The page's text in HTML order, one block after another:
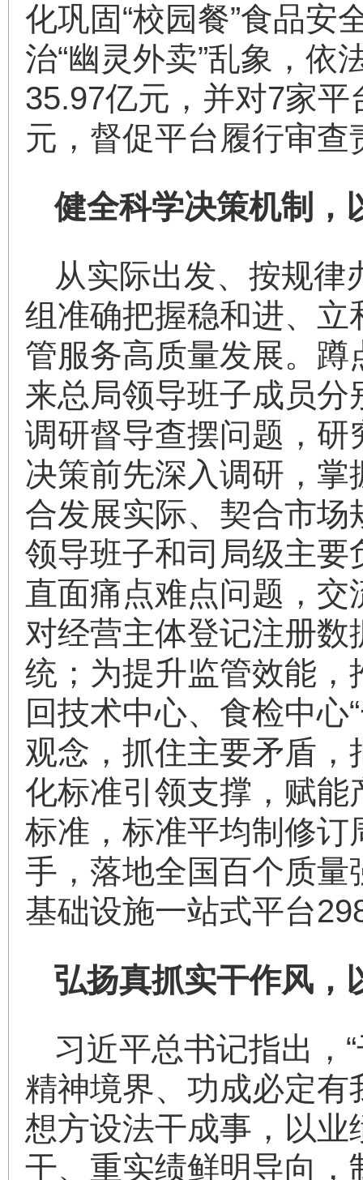
化巩固“校园餐”食品安
治“幽灵外卖”乱象，依
35.97亿元，并对7家
元，督促平台履行审
健全科学决策机制，
从实际出发、按规律
组准确把握稳和进、
管服务高质量发展。
来总局领导班子成员
调研督导查摆问题，
决策前先深入调研，
合发展实际、契合市场
领导班子和司局级主
直面痛点难点问题，
对经营主体登记注册
统；为提升监管效能
回技术中心、食检中心
观念，抓住主要矛盾
化标准引领支撑，赋
标准，标准平均制修订
手，落地全国百个质
基础设施一站式平台
弘扬真抓实干作风，
习近平总书记指出，
精神境界、功成必定有
想方设法干成事，以
干、重实绩鲜明导向